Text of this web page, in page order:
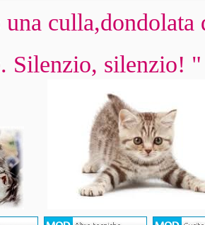
una
Silenzio, silenzio!